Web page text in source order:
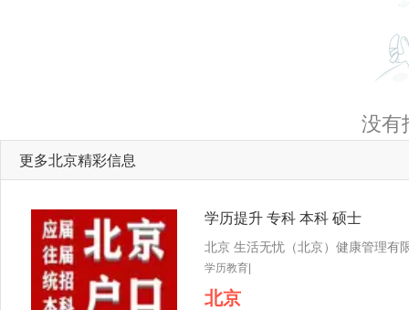
没有
更多北京精彩信息
学历提升 专科 本科 硕士
学历教育|
北京